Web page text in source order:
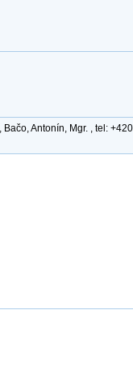
Antonín, Mgr. , tel: